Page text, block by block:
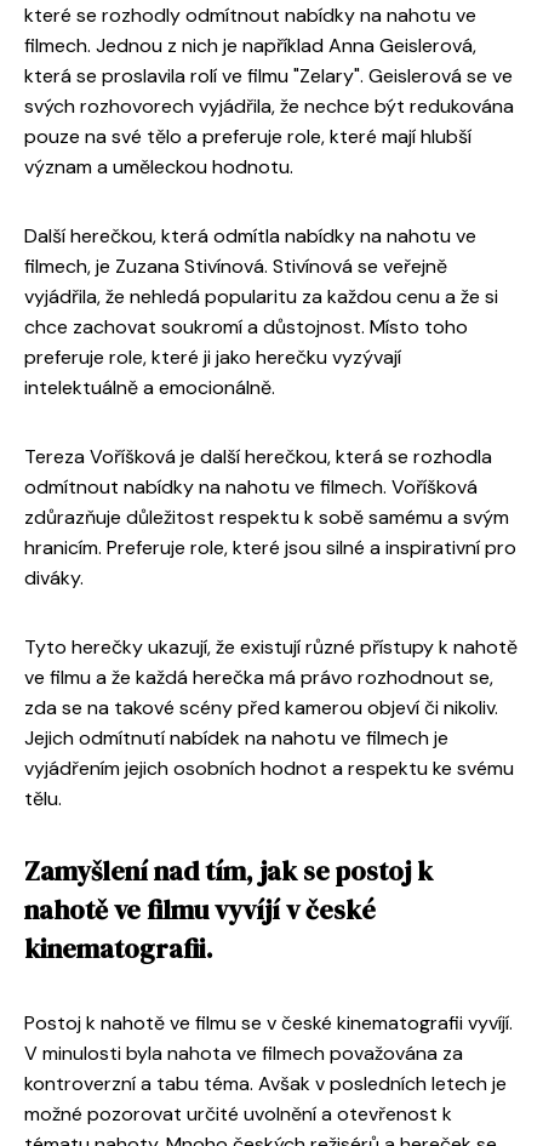
které se rozhodly odmítnout nabídky na nahotu ve
filmech. Jednou z nich je například Anna Geislerová,
která se proslavila rolí ve filmu "Zelary". Geislerová se ve
svých rozhovorech vyjádřila, že nechce být redukována
pouze na své tělo a preferuje role, které mají hlubší
význam a uměleckou hodnotu.
Další herečkou, která odmítla nabídky na nahotu ve
filmech, je Zuzana Stivínová. Stivínová se veřejně
vyjádřila, že nehledá popularitu za každou cenu a že si
chce zachovat soukromí a důstojnost. Místo toho
preferuje role, které ji jako herečku vyzývají
intelektuálně a emocionálně.
Tereza Voříšková je další herečkou, která se rozhodla
odmítnout nabídky na nahotu ve filmech. Voříšková
zdůrazňuje důležitost respektu k sobě samému a svým
hranicím. Preferuje role, které jsou silné a inspirativní pro
diváky.
Tyto herečky ukazují, že existují různé přístupy k nahotě
ve filmu a že každá herečka má právo rozhodnout se,
zda se na takové scény před kamerou objeví či nikoliv.
Jejich odmítnutí nabídek na nahotu ve filmech je
vyjádřením jejich osobních hodnot a respektu ke svému
tělu.
Zamyšlení nad tím, jak se postoj k
nahotě ve filmu vyvíjí v české
kinematografii.
Postoj k nahotě ve filmu se v české kinematografii vyvíjí.
V minulosti byla nahota ve filmech považována za
kontroverzní a tabu téma. Avšak v posledních letech je
možné pozorovat určité uvolnění a otevřenost k